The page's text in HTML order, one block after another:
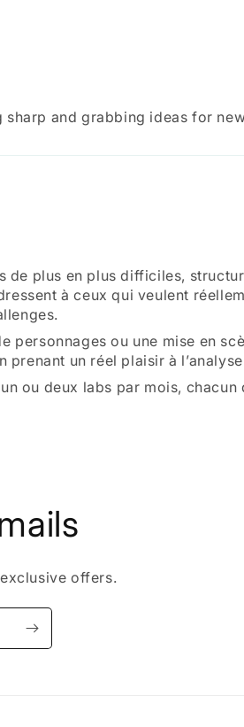
and grabbing ideas for
de plus en plus difficiles,
à ceux qui veulent
personnages ou une mise en
un réel plaisir à
ou deux labs par mois,
offers.